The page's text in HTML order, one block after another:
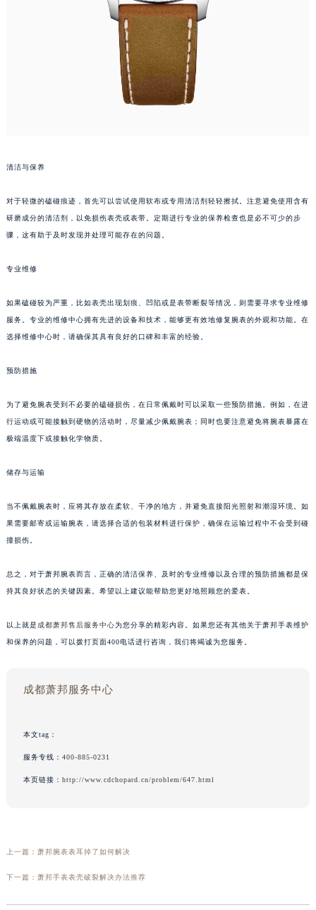
清洁与保养
对于轻微的磕碰痕迹，首先可以尝试使用软布或专用清洁剂轻轻擦拭。注意避免使用含有
研磨成分的清洁剂，以免损伤表壳或表带。定期进行专业的保养检查也是必不可少的步
骤，这有助于及时发现并处理可能存在的问题。
专业维修
如果磕碰较为严重，比如表壳出现划痕、凹陷或是表带断裂等情况，则需要寻求专业维修
服务。专业的维修中心拥有先进的设备和技术，能够更有效地修复腕表的外观和功能。在
选择维修中心时，请确保其具有良好的口碑和丰富的经验。
预防措施
为了避免腕表受到不必要的磕碰损伤，在日常佩戴时可以采取一些预防措施。例如，在进
行运动或可能接触到硬物的活动时，尽量减少佩戴腕表；同时也要注意避免将腕表暴露在
极端温度下或接触化学物质。
储存与运输
当不佩戴腕表时，应将其存放在柔软、干净的地方，并避免直接阳光照射和潮湿环境。如
果需要邮寄或运输腕表，请选择合适的包装材料进行保护，确保在运输过程中不会受到碰
撞损伤。
总之，对于萧邦腕表而言，正确的清洁保养、及时的专业维修以及合理的预防措施都是保
持其良好状态的关键因素。希望以上建议能帮助您更好地照顾您的爱表。
以上就是 成都萧邦售后服务中心为您分享的精彩内容。如果您还有其他关于萧邦手表维护
和保养的问题，可以拨打页面400电话进行咨询，我们将竭诚为您服务。
成都萧邦服务中心
本文tag：
服务专线： 400-885-0231
本页链接： http://www.cdchopard.cn/problem/647.html
上一篇： 萧邦腕表表耳掉了如何解决
下一篇： 萧邦手表表壳破裂解决办法推荐